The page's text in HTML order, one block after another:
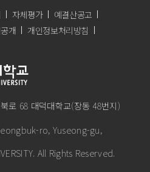
내
내
급안내
안내
활안내서
결시스템안내
자체평가
예결산공고
개
개인정보처리방침
로 68 대덕대학교(장동 48번지)
ro, Yuseong-gu,
All Rights Reserved.